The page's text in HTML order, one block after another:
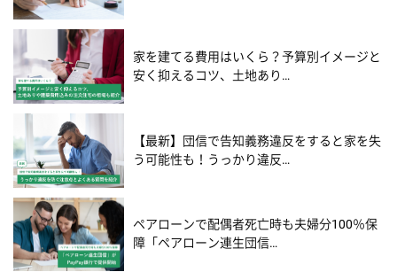
家を建てる費用はいくら？予算別イメージと
安く抑えるコツ、土地あり…
【最新】団信で告知義務違反をすると家を失
う可能性も！うっかり違反…
ペアローンで配偶者死亡時も夫婦分100％保
障「ペアローン連生団信…